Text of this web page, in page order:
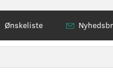
Ønskeliste